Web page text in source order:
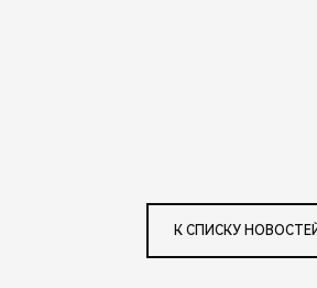
К СПИСКУ